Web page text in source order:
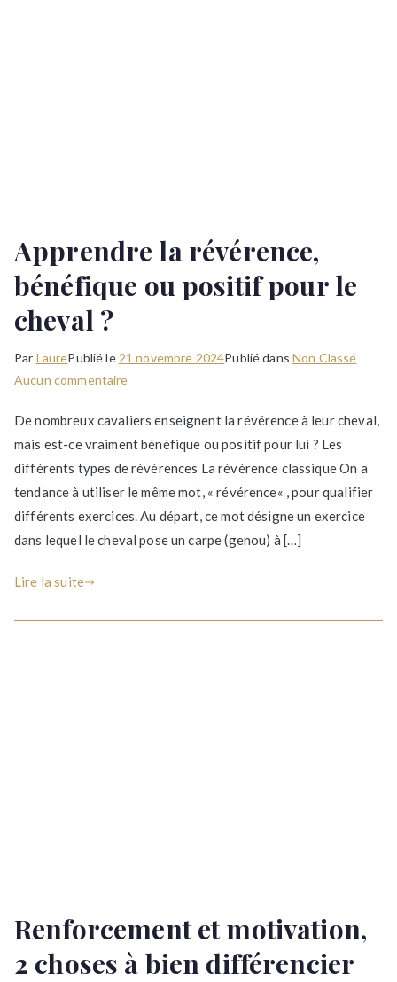
Apprendre la révérence,
bénéfique ou positif pour le
cheval ?
Par LaurePublié le21 novembre 2024Publié dansNon Classé
Aucun commentairesur
la
révérence,
bénéfique
ou
positif
pour
De nombreux cavaliers enseignent la révérence à leur cheval,
mais est-ce vraiment bénéfique ou positif pour lui ? Les
différents types de révérences La révérence classique On a
tendance à utiliser le même mot, « révérence« , pour qualifier
différents exercices. Au départ, ce mot désigne un exercice
dans lequel le cheval pose un carpe (genou) à […]
Lire la suite
Renforcement et motivation,
2 choses à bien différencier